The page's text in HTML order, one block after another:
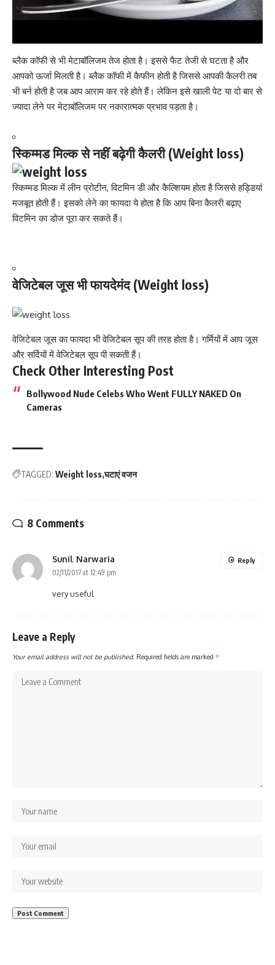
ब्लैक कॉफी से भीमेटाबॉलिजमतेज होता है। इससे फैट तेजी से घटता है और
आपको ऊर्जा मिलती है। ब्लैक कॉफी में कैफीन होती है जिससे आपकी कैलरी तब
भी बर्न होती है जब आप आराम कर रहे होते हैं। लेकिन इसे खाली पेट या दो बार से
ज्यादा लेने पर मेटाबॉलिजमपर नकारात्मक प्रभाव पड़ता है।
स्किम्मड मिल्क से नहीं बढ़ेगी कैलरी (Weight loss)
स्किम्मड मिल्क में लीन प्रोटीन,विटमिन डीऔरकैल्शियमहोता है जिससे हड्डियां
मजबूत होती हैं। इसको लेने का फायदा ये होता है कि आप बिना कैलरी बढ़ाए
विटमिन का डोज पूरा कर सकते हैं।
वेजिटेबल जूस भी फायदेमंद (Weight loss)
वेजिटेबल जूस का फायदा भी वेजिटेबल सूप की तरह होता है। गर्मियों में आपजूस
और सर्दियों में वेजिटेबल सूप पी सकती हैं।
Check Other Interesting Post
Bollywood Nude Celebs Who Went FULLY NAKED On
Cameras
TAGGED: Weight loss घटाएं वजन
8 Comments
Sunil Narwaria
02/11/2017 at 12:49 pm
very useful
Reply
Leave a Reply
Your email address will not be published. Required fields are marked *